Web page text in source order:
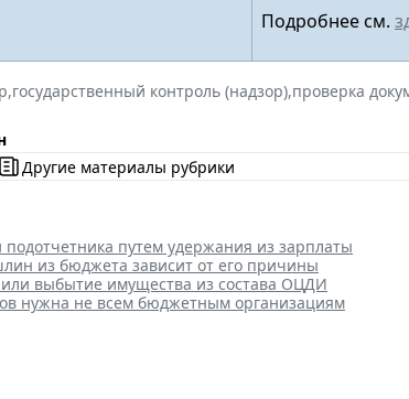
Подробнее см.
,государственный контроль (надзор),проверка
Другие материалы рубрики
путем удержания из зарплаты
из бюджета зависит от его причины
выбытие имущества из состава ОЦДИ
нужна не всем бюджетным организациям